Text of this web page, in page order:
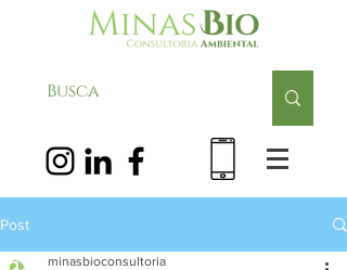
Post
minasbioconsultoria